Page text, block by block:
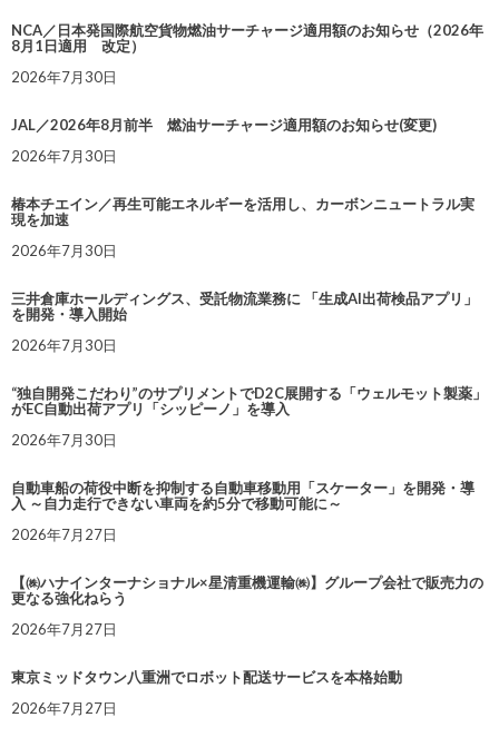
NCA／日本発国際航空貨物燃油サーチャージ適用額のお知らせ（2026年
8月1日適用 改定）
2026年7月30日
JAL／2026年8月前半 燃油サーチャージ適用額のお知らせ(変更)
2026年7月30日
椿本チエイン／再生可能エネルギーを活用し、カーボンニュートラル実
現を加速
2026年7月30日
三井倉庫ホールディングス、受託物流業務に 「生成AI出荷検品アプリ」
を開発・導入開始
2026年7月30日
“独自開発こだわり”のサプリメントでD2C展開する「ウェルモット製薬」
がEC自動出荷アプリ「シッピーノ」を導入
2026年7月30日
自動車船の荷役中断を抑制する自動車移動用「スケーター」を開発・導
入 ～自力走行できない車両を約5分で移動可能に～
2026年7月27日
【㈱ハナインターナショナル×星清重機運輸㈱】グループ会社で販売力の
更なる強化ねらう
2026年7月27日
東京ミッドタウン八重洲でロボット配送サービスを本格始動
2026年7月27日